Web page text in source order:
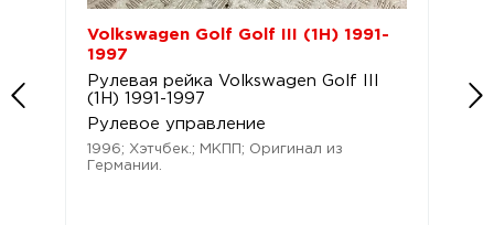
Volkswagen Golf Golf III (1H) 1991-
1997
Рулевая рейка Volkswagen Golf III
(1H) 1991-1997
Рулевое управление
1996; Хэтчбек.; МКПП; Оригинал из
Германии.